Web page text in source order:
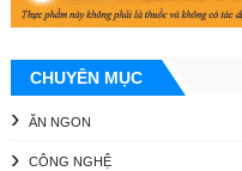
CHUYÊN MỤC
ĂN NGON
CÔNG NGHỆ